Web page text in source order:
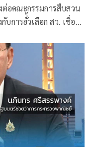
รฮั่้วเลือก สว. เชื่อ